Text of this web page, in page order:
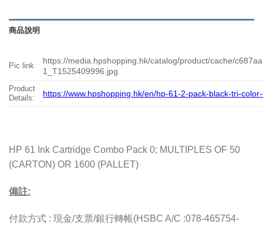
商品說明
Pic link
https://media.hpshopping.hk/catalog/product/cache/
1_T1525409996.jpg
Product
Details:
https://www.hpshopping.hk/en/hp-61-2-pack-black-tri-
HP 61 Ink Cartridge Combo Pack 0; MULTIPLES OF 50
(CARTON) OR 1600 (PALLET)
備註:
付款方式 : 現金/支票/銀行轉帳(HSBC A/C :078-465754-